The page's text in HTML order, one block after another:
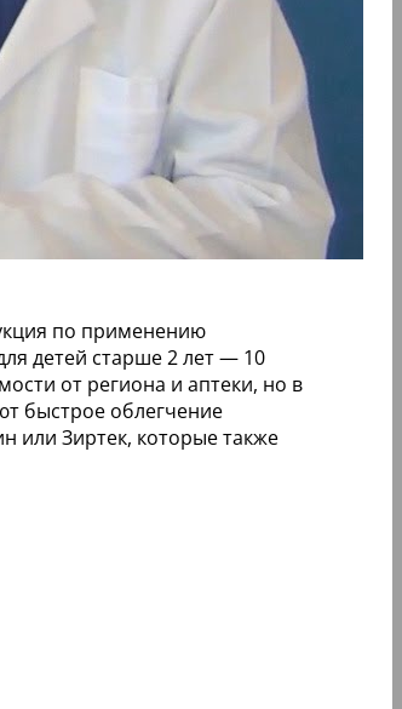
по применению
детей старше 2 лет — 10
от региона и аптеки, но в
быстрое облегчение
или Зиртек, которые также